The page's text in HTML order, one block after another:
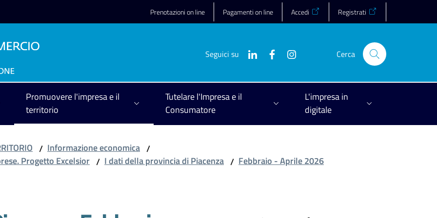
Prenotazioni on line Pagamenti on line Accedi Registrati
Seguici su Cerca
Promuovere l'impresa e il
territorio
Tutelare l'Impresa e il
Consumatore
L'impresa in
digitale
/ Informazione economica /
Progetto Excelsior / I dati della provincia di Piacenza / Febbraio - Aprile 2026